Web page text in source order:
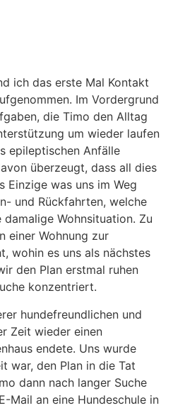
ich das erste Mal Kontakt
Im Vordergrund
die Timo den Alltag
um wieder laufen
epileptischen Anfälle
überzeugt, dass all dies
Einzige was uns im Weg
und Rückfahrten, welche
Wohnsituation. Zu
einer Wohnung zur
wohin es uns als nächstes
den Plan erstmal ruhen
konzentriert.
hundefreundlichen und
Zeit wieder einen
endete. Uns wurde
war, den Plan in die Tat
dann nach langer Suche
Mail an eine Hundeschule in